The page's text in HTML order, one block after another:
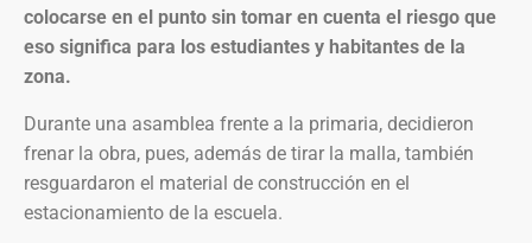
colocarse en el punto sin tomar en cuenta el riesgo que
eso significa para los estudiantes y habitantes de la
zona.
Durante una asamblea frente a la primaria, decidieron
frenar la obra, pues, además de tirar la malla, también
resguardaron el material de construcción en el
estacionamiento de la escuela.